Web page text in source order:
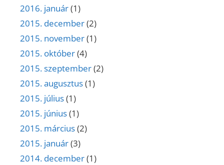
2016. január(1)
2015. december(2)
2015. november(1)
2015. október(4)
2015. szeptember(2)
2015. augusztus(1)
2015. július(1)
2015. június(1)
2015. március(2)
2015. január(3)
2014. december(1)